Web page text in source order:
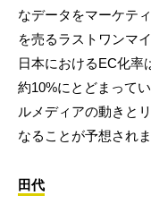
なデータをマーケテ
を売るラストワンマ
日本におけるEC化率
約10%にとどまって
ルメディアの動きと
なることが予想されま
田代